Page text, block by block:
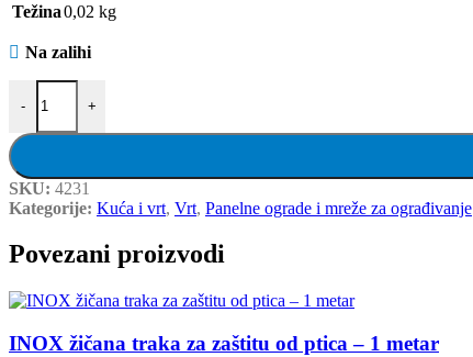
Težina0,02 kg
Na zalihi
-
Obujmica za kvadratnu cijev 50x50 mm, sa vijkom - zelena količina
+
SKU: 4231
Kategorije: Kuća i vrt, Vrt, Panelne ograde i mreže za ograđivanje
Povezani proizvodi
INOX žičana traka za zaštitu od ptica – 1 metar